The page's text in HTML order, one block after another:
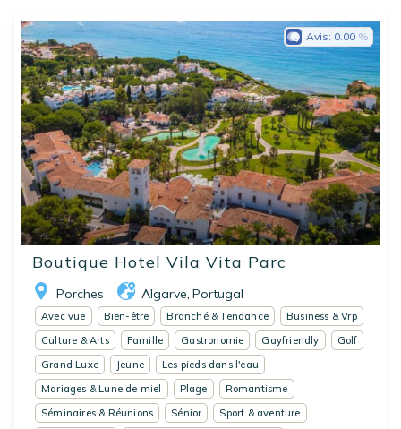
Boutique Hotel Vila Vita Parc
Porches Algarve Portugal
Avis: 0.00
Avec vue Bien-être Branché & Tendance
Business & Vrp
Culture & Arts
Famille Gastronomie Gayfriendly
Golf
Grand Luxe
Jeune
Les pieds dans l'eau
Mariages & Lune de miel
Plage
Romantisme
Séminaires & Réunions
Sénior
Sport & aventure